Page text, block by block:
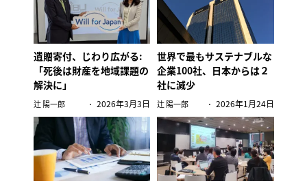
遺贈寄付、じわり広がる:
「死後は財産を地域課題の
解決に」
辻 陽一郎 2026年3月3日
世界で最もサステナブルな
企業100社、日本からは２
社に減少
辻 陽一郎 2026年1月24日